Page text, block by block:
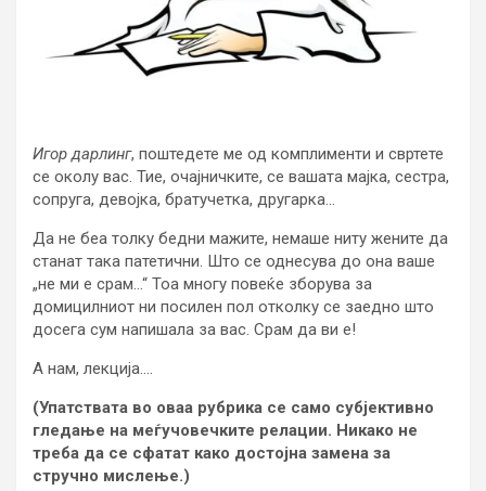
Игор дарлинг, поштедете ме од комплименти и свртете
се околу вас. Тие, очајничките, се вашата мајка, сестра,
сопруга, девојка, братучетка, другарка…
Да не беа толку бедни мажите, немаше ниту жените да
станат така патетични. Што се однесува до она ваше
„не ми е срам…“ Тоа многу повеќе зборува за
домицилниот ни посилен пол отколку се заедно што
досега сум напишала за вас. Срам да ви е!
А нам, лекција….
(Упатствата во оваа рубрика се само субјективно
гледање на меѓучовечките релации. Никако не
треба да се сфатат како достојна замена за
стручно мислење.)